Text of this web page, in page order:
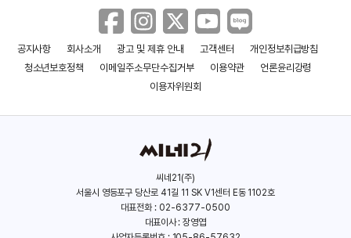
공지사항 회사소개 광고 및 제휴 안내 고객센터
개인정보취급방침
청소년보호정책
이메일주소무단수집거부 이용약관
언론윤리강령
이용자위원회
씨네21(주)
서울시 영등포구 당산로 41길 11 SK V1센터 E동 1102호
대표전화 : 02-6377-0500
대표이사 : 장영엽